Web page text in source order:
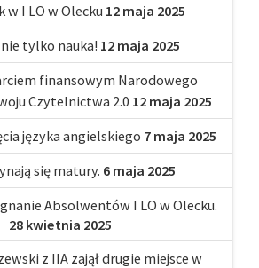
w I LO w Olecku 12 maja 2025
tylko nauka! 12 maja 2025
finansowym Narodowego
Czytelnictwa 2.0 12 maja 2025
języka angielskiego 7 maja 2025
się matury. 6 maja 2025
Absolwentów I LO w Olecku.
28 kwietnia 2025
z IIA zajął drugie miejsce w